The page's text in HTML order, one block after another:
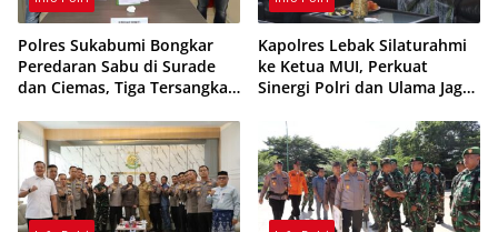
Polres Sukabumi Bongkar
Peredaran Sabu di Surade
dan Ciemas, Tiga Tersangka
Kapolres Lebak Silaturahmi
ke Ketua MUI, Perkuat
Sinergi Polri dan Ulama Jaga